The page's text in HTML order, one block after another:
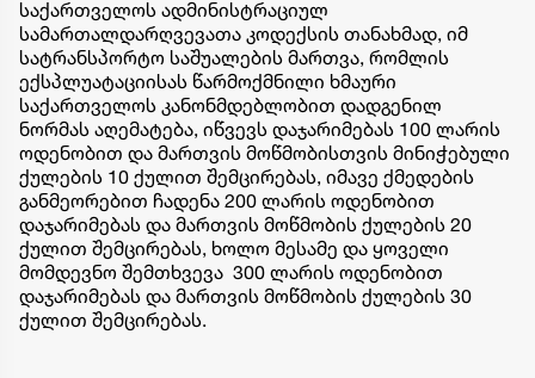
საქართველოს ადმინისტრაციულ
სამართალდარღვევათა კოდექსის თანახმად, იმ
სატრანსპორტო საშუალების მართვა, რომლის
ექსპლუატაციისას წარმოქმნილი ხმაური
საქართველოს კანონმდებლობით დადგენილ
ნორმას აღემატება, იწვევს დაჯარიმებას 100 ლარის
ოდენობით და მართვის მოწმობისთვის მინიჭებული
ქულების 10 ქულით შემცირებას, იმავე ქმედების
განმეორებით ჩადენა 200 ლარის ოდენობით
დაჯარიმებას და მართვის მოწმობის ქულების 20
ქულით შემცირებას, ხოლო მესამე და ყოველი
მომდევნო შემთხვევა 300 ლარის ოდენობით
დაჯარიმებას და მართვის მოწმობის ქულების 30
ქულით შემცირებას.